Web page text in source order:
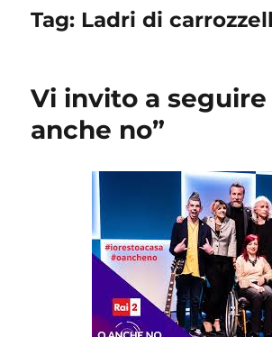
Tag: Ladri di
Vi invito a seguire
anche no”